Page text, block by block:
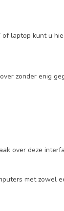
laptop kunt u
zonder enig
over deze
met zowel